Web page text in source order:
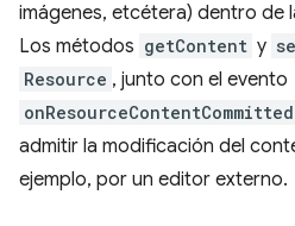
imágenes, etcétera) dentro de
Los métodos getContent y
Resource , junto con el evento
onResourceContentCommitted
admitir la modificación del
ejemplo, por un editor externo.